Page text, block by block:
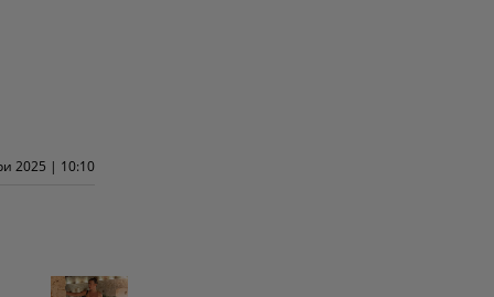
2025 | 10:10